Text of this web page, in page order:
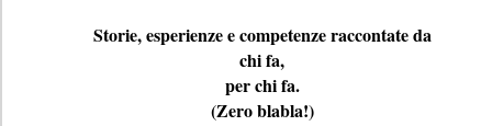
Storie, esperienze e competenze raccontate da
chi fa,
per chi fa.
(Zero blabla!)